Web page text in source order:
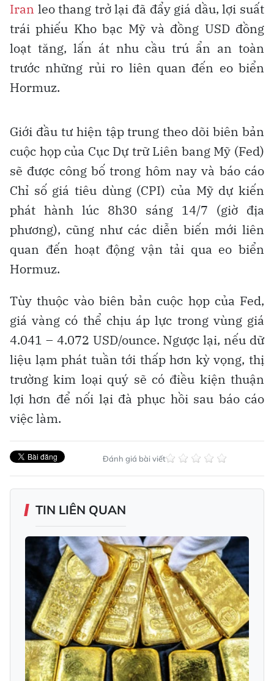
Iran leo thang trở lại đã đẩy giá dầu, lợi suất
trái phiếu Kho bạc Mỹ và đồng USD đồng
loạt tăng, lấn át nhu cầu trú ẩn an toàn
trước những rủi ro liên quan đến eo biển
Hormuz.
Giới đầu tư hiện tập trung theo dõi biên bản
cuộc họp của Cục Dự trữ Liên bang Mỹ (Fed)
sẽ được công bố trong hôm nay và báo cáo
Chỉ số giá tiêu dùng (CPI) của Mỹ dự kiến
phát hành lúc 8h30 sáng 14/7 (giờ địa
phương), cũng như các diễn biến mới liên
quan đến hoạt động vận tải qua eo biển
Hormuz.
Tùy thuộc vào biên bản cuộc họp của Fed,
giá vàng có thể chịu áp lực trong vùng giá
4.041 – 4.072 USD/ounce. Ngược lại, nếu dữ
liệu lạm phát tuần tới thấp hơn kỳ vọng, thị
trường kim loại quý sẽ có điều kiện thuận
lợi hơn để nối lại đà phục hồi sau báo cáo
việc làm.
Đánh giá bài viết
TIN LIÊN QUAN